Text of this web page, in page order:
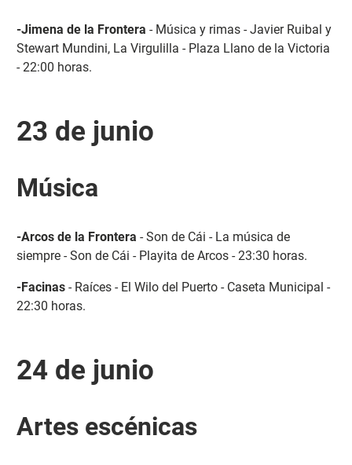
-Jimena de la Frontera - Música y rimas - Javier Ruibal y
Stewart Mundini, La Virgulilla - Plaza Llano de la Victoria
- 22:00 horas.
23 de junio
Música
-Arcos de la Frontera - Son de Cái - La música de
siempre - Son de Cái - Playita de Arcos - 23:30 horas.
-Facinas- Raíces - El Wilo del Puerto - Caseta Municipal -
22:30 horas.
24 de junio
Artes escénicas